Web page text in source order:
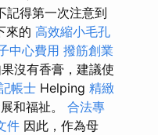
記得第一次注意到
來的 高效縮小毛孔
中心費用 撥筋創業
沒有香膏，建議使
帳士 Helping 精緻
和福祉。 合法專
件 因此，作為母